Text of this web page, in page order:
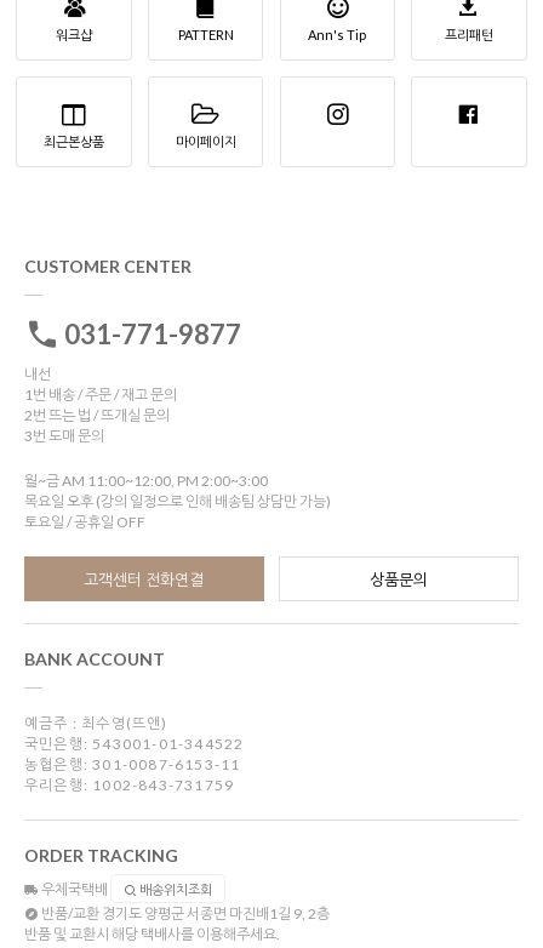
워크샵 PATTERN Ann's Tip 프리패턴
최근본상품 마이페이지
CUSTOMER CENTER
031-771-9877
내선
1번 배송 / 주문 / 재고 문의
2번 뜨는 법 / 뜨개실 문의
3번 도매 문의
월~금 AM 11:00~12:00, PM 2:00~3:00
목요일 오후 (강의 일정으로 인해 배송팀 상담만 가능)
토요일 / 공휴일 OFF
고객센터 전화연결 상품문의
BANK ACCOUNT
예금주 : 최수영(뜨앤)
국민은행: 543001-01-344522
농협은행: 301-0087-6153-11
우리은행: 1002-843-731759
ORDER TRACKING
우체국택배 배송위치조회
반품/교환 경기도 양평군 서종면 마진배1길 9, 2층
반품 및 교환시 해당 택배사를 이용해주세요.